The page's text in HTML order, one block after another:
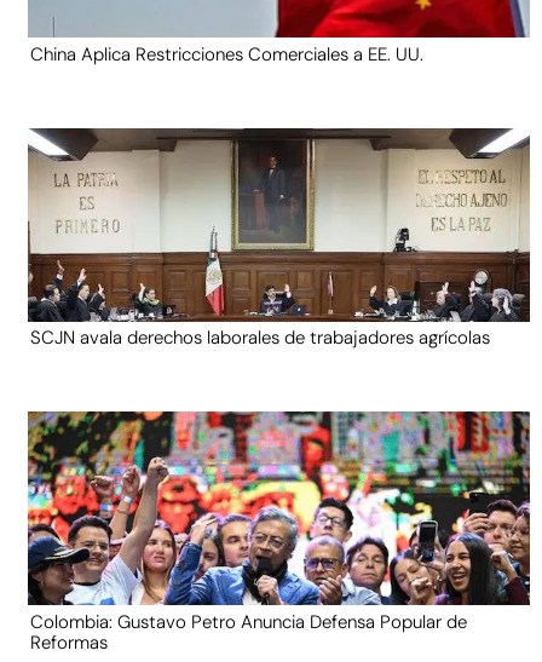
China Aplica Restricciones Comerciales a EE. UU.
SCJN avala derechos laborales de trabajadores agrícolas
Colombia: Gustavo Petro Anuncia Defensa Popular de
Reformas